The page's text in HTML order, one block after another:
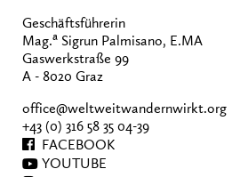
Geschäftsführerin
Mag.a Sigrun Palmisano, E.MA
Gaswerkstraße 99
A - 8020 Graz
office@weltweitwandernwirkt.org
+43 (0) 316 58 35 04-39
FACEBOOK
YOUTUBE